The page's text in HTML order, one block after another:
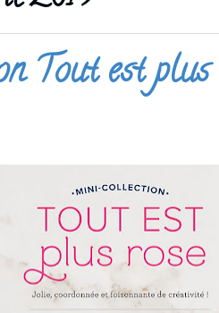
Tout est plus